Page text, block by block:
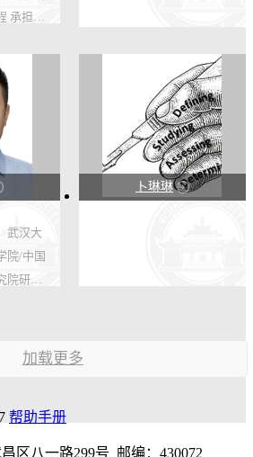
承担项
士后国
名称：
国际交
武汉大
院/中国
研究
湖北省
卜琳琳
加载更多
帮助手册
区八一路299号 邮编：430072